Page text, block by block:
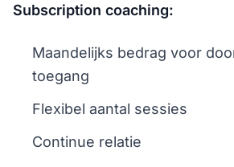
Subscription coaching:
Maandelijks bedrag voor
toegang
Flexibel aantal sessies
Continue relatie